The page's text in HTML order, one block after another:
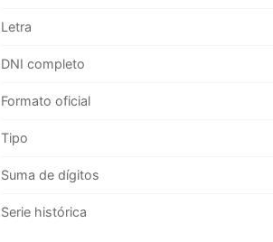
Letra
DNI completo
Formato oficial
Tipo
Suma de dígitos
Serie histórica